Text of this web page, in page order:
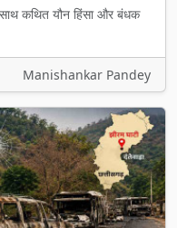
साथ कथित यौन हिंसा और बंधक
Manishankar Pandey